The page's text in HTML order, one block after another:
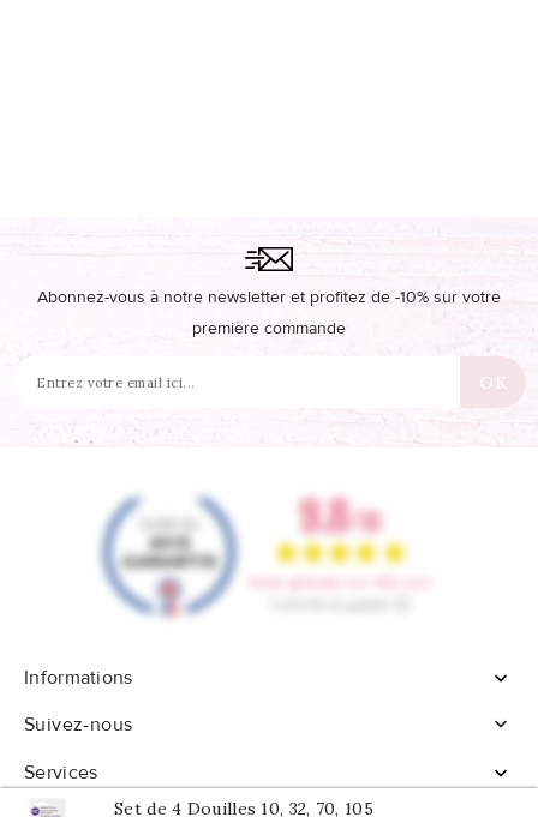
Set de 4 Douilles 10, 32, 70, 105
Abonnez-vous à notre newsletter et profitez de -10% sur votre
première commande
Informations

Suivez-nous

Services
